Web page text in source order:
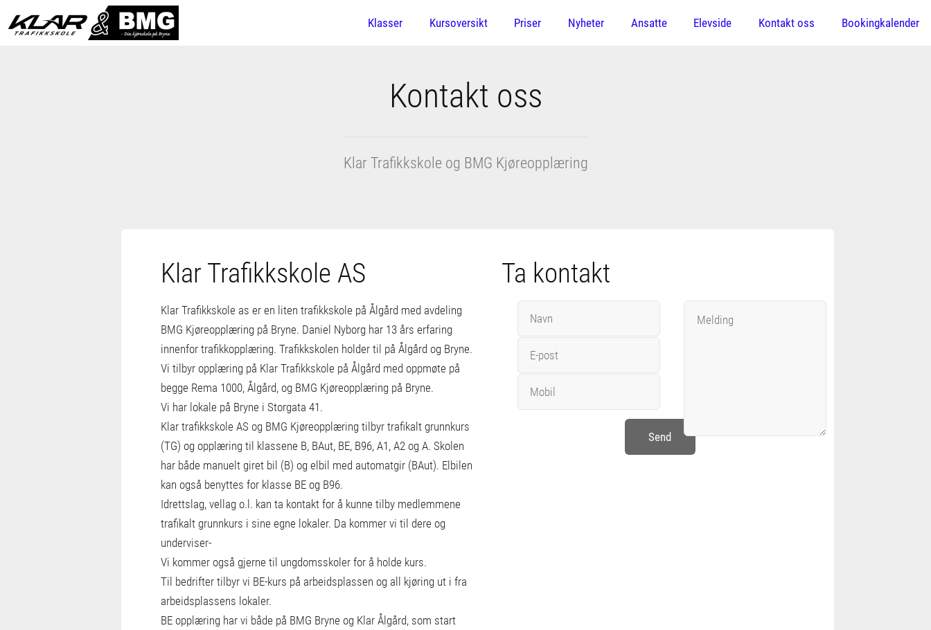
Klasser Kursoversikt Priser Nyheter Ansatte Elevside Kontakt oss Bookingkalender
Kontakt oss
Klar Trafikkskole og BMG Kjøreopplæring
Klar Trafikkskole AS
Klar Trafikkskole as er en liten trafikkskole på Ålgård med avdeling
BMG Kjøreopplæring på Bryne. Daniel Nyborg har 13 års erfaring
innenfor trafikkopplæring. Trafikkskolen holder til på Ålgård og Bryne.
Vi tilbyr opplæring på Klar Trafikkskole på Ålgård med oppmøte på
begge Rema 1000, Ålgård, og BMG Kjøreopplæring på Bryne.
Vi har lokale på Bryne i Storgata 41.
Klar trafikkskole AS og BMG Kjøreopplæring tilbyr trafikalt grunnkurs
(TG) og opplæring til klassene B, BAut, BE, B96, A1, A2 og A. Skolen
har både manuelt giret bil (B) og elbil med automatgir (BAut). Elbilen
kan også benyttes for klasse BE og B96.
Idrettslag, vellag o.l. kan ta kontakt for å kunne tilby medlemmene
trafikalt grunnkurs i sine egne lokaler. Da kommer vi til dere og
underviser-
Vi kommer også gjerne til ungdomsskoler for å holde kurs.
Til bedrifter tilbyr vi BE-kurs på arbeidsplassen og all kjøring ut i fra
arbeidsplassens lokaler.
BE opplæring har vi både på BMG Bryne og Klar Ålgård, som start
Ta kontakt